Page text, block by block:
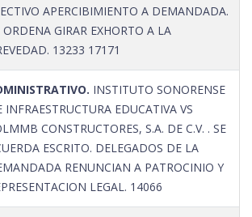
APERCIBIMIENTO A DEMANDADA.
ORDENA GIRAR EXHORTO A LA
13233 17171
INSTITUTO SONORENSE
INFRAESTRUCTURA EDUCATIVA VS
CONSTRUCTORES, S.A. DE C.V. . SE
ESCRITO. DELEGADOS DE LA
RENUNCIAN A PATROCINIO Y
LEGAL. 14066